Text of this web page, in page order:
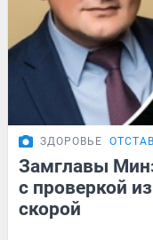
ЗДОРОВЬЕ
Замглавы
с проверкой
скорой